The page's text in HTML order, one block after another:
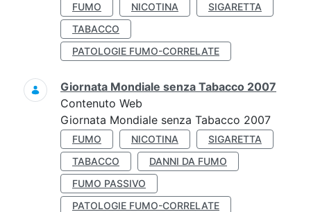
FUMO NICOTINA
SIGARETTA
TABACCO
PATOLOGIE FUMO-CORRELATE
Giornata Mondiale senza Tabacco 2007
Contenuto Web
Giornata Mondiale senza Tabacco 2007
FUMO NICOTINA
SIGARETTA
TABACCO
DANNI DA FUMO
FUMO PASSIVO
PATOLOGIE FUMO-CORRELATE